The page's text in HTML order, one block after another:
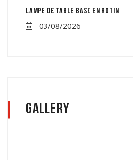
Lampe de table base en rotin
03/08/2026
Gallery